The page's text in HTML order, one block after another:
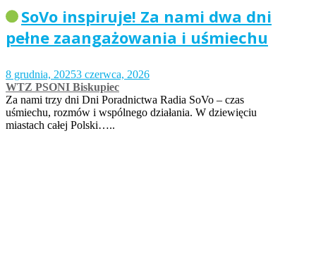
SoVo inspiruje! Za nami dwa dni
pełne zaangażowania i uśmiechu
8 grudnia, 20253 czerwca, 2026
WTZ PSONI Biskupiec
Za nami trzy dni Dni Poradnictwa Radia SoVo – czas
uśmiechu, rozmów i wspólnego działania. W dziewięciu
miastach całej Polski…..